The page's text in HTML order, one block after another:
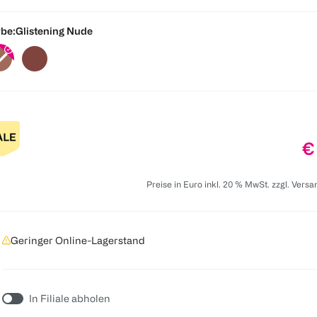
Glistening Nude
€
Preise in Euro inkl. 20 % MwSt. zzgl.
Geringer Online-Lagerstand
In Filiale abholen